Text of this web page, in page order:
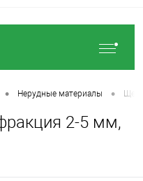
• Нерудные материалы •
2-5 мм,